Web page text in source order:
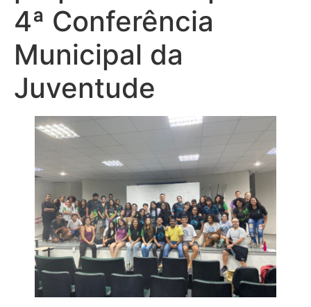
4ª Conferência
Municipal da
Juventude